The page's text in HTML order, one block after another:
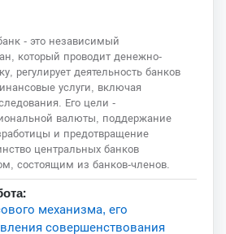
- это независимый
который проводит денежно-
регулирует деятельность банков
услуги, включая
Его цели -
валюты, поддержание
и предотвращение
центральных банков
состоящим из банков-членов.
механизма, его
совершенствования